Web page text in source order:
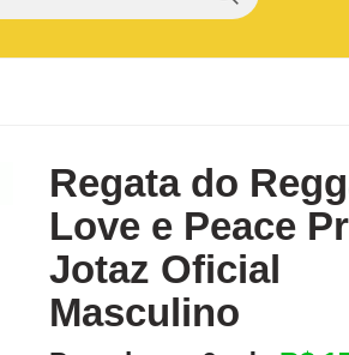
Regata do
Love e Peace
Jotaz Oficial
Masculino